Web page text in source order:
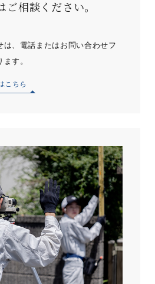
ご相談ください。
は、電話またはお問い合わせフ
す。
こちら